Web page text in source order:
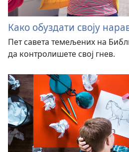
Како обуздати своју
Пет савета темељених на
да контролишете свој гнев.